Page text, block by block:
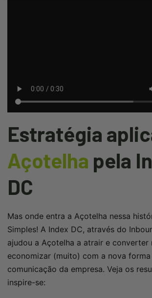
Estratégia
Açotelha pela
DC
Mas onde entra a Açotelha nessa
Simples! A Index DC, através do
ajudou a Açotelha a atrair e converter
economizar (muito) com a nova
comunicação da empresa. Veja os
inspire-se: